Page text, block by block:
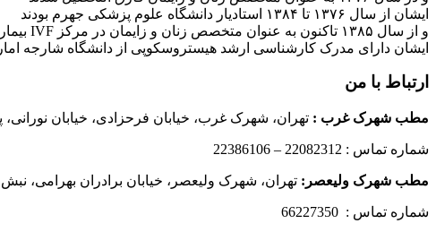
ایشان از سال ۱۳۷۶ تا ۱۳۸۴ استادیار دانشگاه علوم پزشکی جهرم بودند
و از سال ۱۳۸۵ تاکنون به عنوان متخصص زنان و زایمان در مرکز IVF بیمارستان پارسیان فعالیت دارند.
ایشان دارای مدرک کارشناسی ارشد هیستروسکوپی از دانشگاه شارجه
ارتباط با من
مطب شهرک غرب : تهران، شهرک غرب، خیابان فرحزادی، خیابان نورانی،
شماره تماس : 22082312 – 22386106
مطب شهرک ولیعصر: تهران، شهرک ولیعصر، خیابان برادران بهرامی،
شماره تماس : 66227350